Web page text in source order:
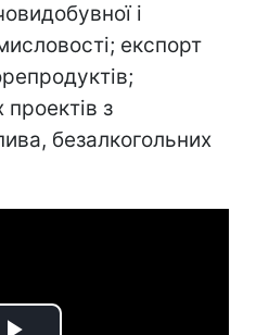
і
експорт
проектів з
безалкогольних